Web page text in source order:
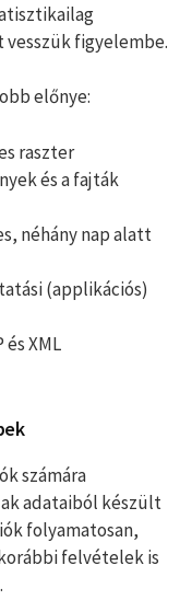
figyelembe.
előnye:
raszter
és a fajták
néhány nap alatt
(applikációs)
XML
számára
adataiból készült
folyamatosan,
felvételek is